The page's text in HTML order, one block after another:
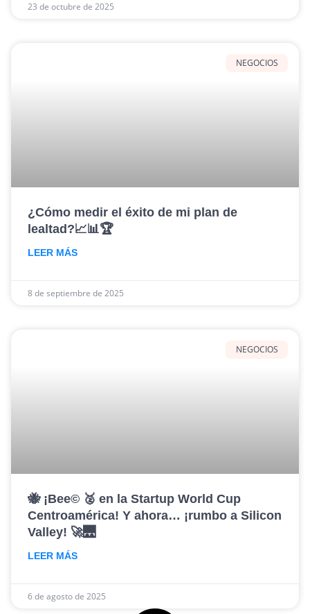
23 de octubre de 2025
NEGOCIOS
¿Cómo medir el éxito de mi plan de
lealtad?📈📊🏆
LEER MÁS
8 de septiembre de 2025
NEGOCIOS
🐝 ¡Bee© 🥈 en la Startup World Cup
Centroamérica! Y ahora… ¡rumbo a Silicon
Valley! 🚀🌉
LEER MÁS
6 de agosto de 2025